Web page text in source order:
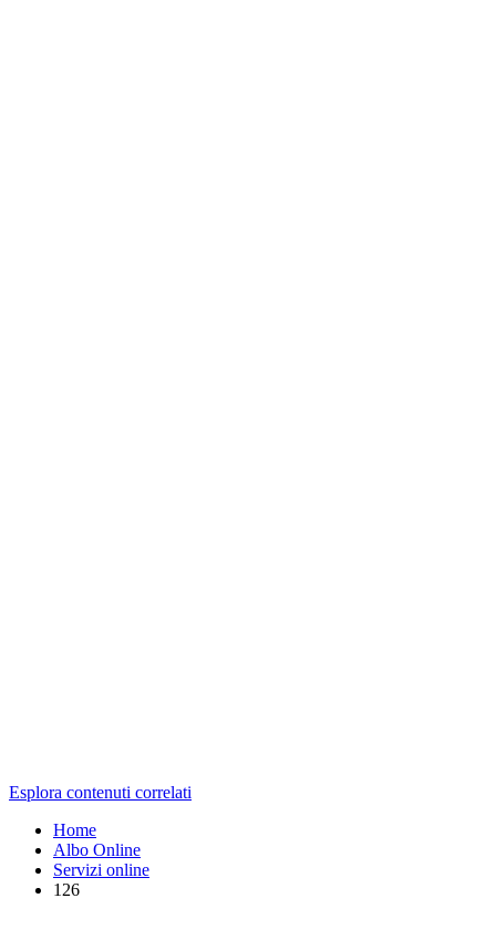
Esplora contenuti correlati
Home
Albo Online
Servizi online
126